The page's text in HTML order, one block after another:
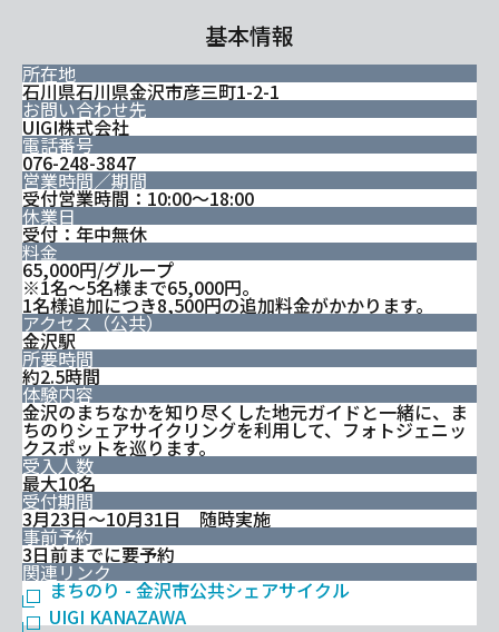
基本情報
所在地
石川県石川県金沢市彦三町1-2-1
お問い合わせ先
UIGI株式会社
電話番号
076-248-3847
営業時間／期間
受付営業時間：10:00～18:00
休業日
受付：年中無休
料金
65,000円/グループ
​※1名～5名様まで65,000円。
1名様追加につき8,500円の追加料金がかかります。
アクセス（公共）
金沢駅
所要時間
約2.5時間
体験内容
金沢のまちなかを知り尽くした地元ガイドと一緒に、ま
ちのりシェアサイクリングを利用して、フォトジェニッ
クスポットを巡ります。
受入人数
最大10名
受付期間
3月23日～10月31日 随時実施
事前予約
3日前までに要予約
関連リンク
まちのり - 金沢市公共シェアサイクル
UIGI KANAZAWA